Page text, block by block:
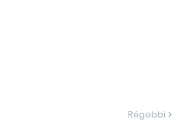
Régebbi